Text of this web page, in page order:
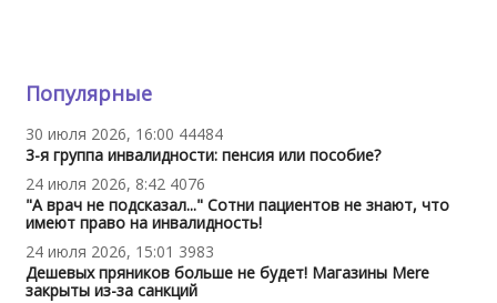
Популярные
30 июля 2026, 16:00 44484
3-я группа инвалидности: пенсия или пособие?
24 июля 2026, 8:42 4076
"А врач не подсказал..." Сотни пациентов не знают, что
имеют право на инвалидность!
24 июля 2026, 15:01 3983
Дешевых пряников больше не будет! Магазины Mere
закрыты из-за санкций